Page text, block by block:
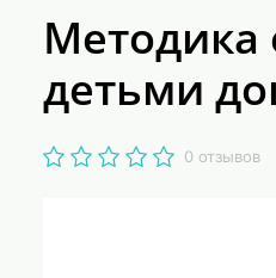
Методика
детьми
0 отзывов